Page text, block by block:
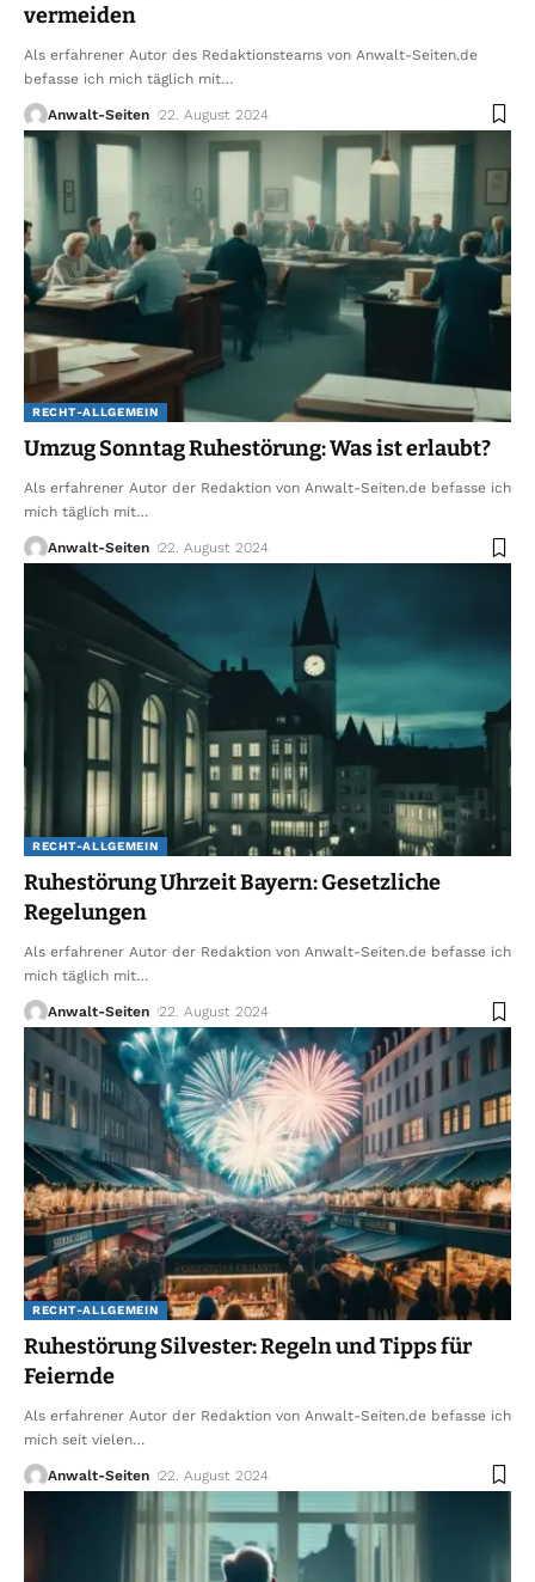
vermeiden
Als erfahrener Autor des Redaktionsteams von Anwalt-Seiten.de
befasse ich mich täglich mit…
Anwalt-Seiten 22. August 2024
RECHT-ALLGEMEIN
Umzug Sonntag Ruhestörung: Was ist erlaubt?
Als erfahrener Autor der Redaktion von Anwalt-Seiten.de befasse ich
mich täglich mit…
Anwalt-Seiten 22. August 2024
RECHT-ALLGEMEIN
Ruhestörung Uhrzeit Bayern: Gesetzliche
Regelungen
Als erfahrener Autor der Redaktion von Anwalt-Seiten.de befasse ich
mich täglich mit…
Anwalt-Seiten 22. August 2024
RECHT-ALLGEMEIN
Ruhestörung Silvester: Regeln und Tipps für
Feiernde
Als erfahrener Autor der Redaktion von Anwalt-Seiten.de befasse ich
mich seit vielen…
Anwalt-Seiten 22. August 2024